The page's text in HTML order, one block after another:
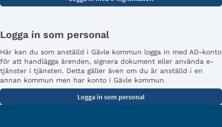
Logga in som personal
Här kan du som anställd i Gävle kommun logga in med AD-konto
för att handlägga ärenden, signera dokument eller använda e-
tjänster i tjänsten. Detta gäller även om du är anställd i en
annan kommun men har konto i Gävle kommun.